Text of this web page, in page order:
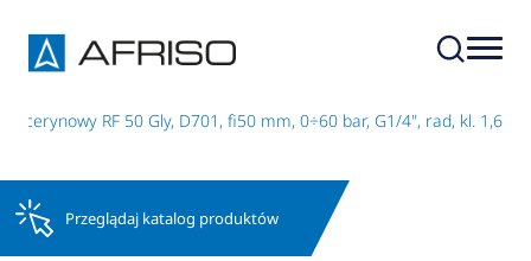
RF 50 Gly, D701, fi50 mm, 0÷60 bar, G1/4", rad, kl. 1,6
Przeglądaj katalog produktów